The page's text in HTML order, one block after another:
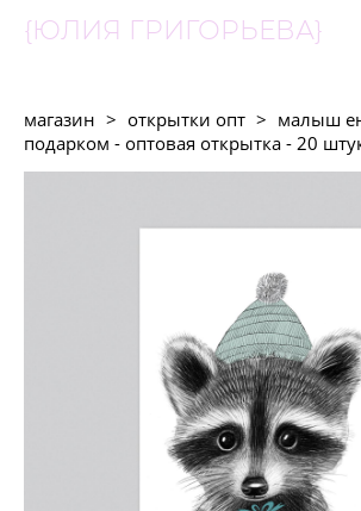
{ЮЛИЯ ГРИГОРЬЕВА}
магазин > открытки опт > малыш
подарком - оптовая открытка - 20